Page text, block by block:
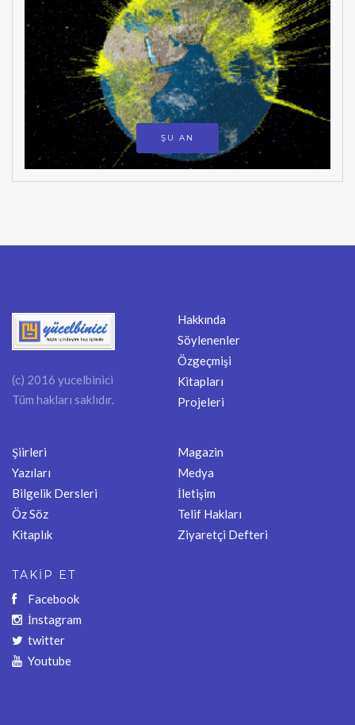
ŞU AN
(c) 2016 yucelbinici
Tüm hakları saklıdır.
Hakkında
Söylenenler
Özgeçmişi
Kitapları
Projeleri
Şiirleri
Yazıları
Bilgelik Dersleri
Öz Söz
Kitaplık
Magazin
Medya
İletişim
Telif Hakları
Ziyaretçi Defteri
TAKİP ET
Facebook
İnstagram
twitter
Youtube